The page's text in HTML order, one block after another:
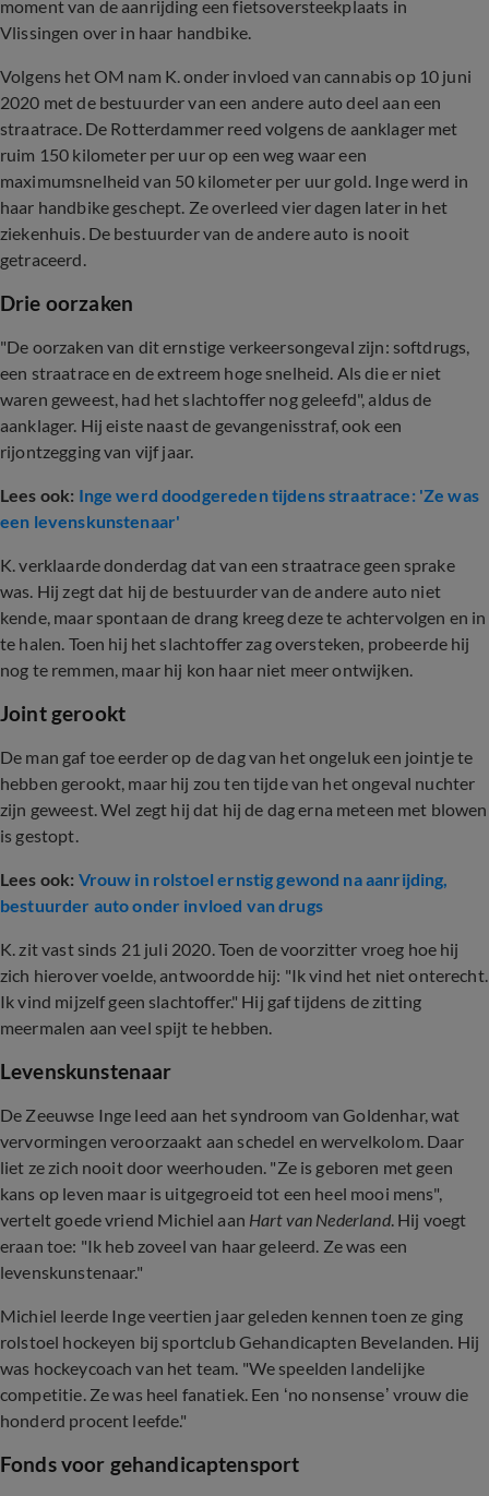
moment van de aanrijding een fietsoversteekplaats in
Vlissingen over in haar handbike.
Volgens het OM nam K. onder invloed van cannabis op 10 juni
2020 met de bestuurder van een andere auto deel aan een
straatrace. De Rotterdammer reed volgens de aanklager met
ruim 150 kilometer per uur op een weg waar een
maximumsnelheid van 50 kilometer per uur gold. Inge werd in
haar handbike geschept. Ze overleed vier dagen later in het
ziekenhuis. De bestuurder van de andere auto is nooit
getraceerd.
Drie oorzaken
"De oorzaken van dit ernstige verkeersongeval zijn: softdrugs,
een straatrace en de extreem hoge snelheid. Als die er niet
waren geweest, had het slachtoffer nog geleefd", aldus de
aanklager. Hij eiste naast de gevangenisstraf, ook een
rijontzegging van vijf jaar.
Lees ook: Inge werd doodgereden tijdens straatrace: 'Ze was
een levenskunstenaar'
K. verklaarde donderdag dat van een straatrace geen sprake
was. Hij zegt dat hij de bestuurder van de andere auto niet
kende, maar spontaan de drang kreeg deze te achtervolgen en in
te halen. Toen hij het slachtoffer zag oversteken, probeerde hij
nog te remmen, maar hij kon haar niet meer ontwijken.
Joint gerookt
De man gaf toe eerder op de dag van het ongeluk een jointje te
hebben gerookt, maar hij zou ten tijde van het ongeval nuchter
zijn geweest. Wel zegt hij dat hij de dag erna meteen met blowen
is gestopt.
Lees ook: Vrouw in rolstoel ernstig gewond na aanrijding,
bestuurder auto onder invloed van drugs
K. zit vast sinds 21 juli 2020. Toen de voorzitter vroeg hoe hij
zich hierover voelde, antwoordde hij: "Ik vind het niet onterecht.
Ik vind mijzelf geen slachtoffer." Hij gaf tijdens de zitting
meermalen aan veel spijt te hebben.
Levenskunstenaar
De Zeeuwse Inge leed aan het syndroom van Goldenhar, wat
vervormingen veroorzaakt aan schedel en wervelkolom. Daar
liet ze zich nooit door weerhouden. "Ze is geboren met geen
kans op leven maar is uitgegroeid tot een heel mooi mens",
vertelt goede vriend Michiel aan Hart van Nederland. Hij voegt
eraan toe: "Ik heb zoveel van haar geleerd. Ze was een
levenskunstenaar."
Michiel leerde Inge veertien jaar geleden kennen toen ze ging
rolstoel hockeyen bij sportclub Gehandicapten Bevelanden. Hij
was hockeycoach van het team. "We speelden landelijke
competitie. Ze was heel fanatiek. Een ‘no nonsense’ vrouw die
honderd procent leefde."
Fonds voor gehandicaptensport